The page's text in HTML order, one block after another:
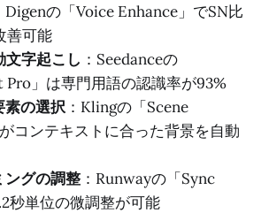
Digenの「Voice Enhance」でSN比
善可能
字起こし ：Seedanceの
Pro」は専門用語の認識率が93%
素の選択 ：Klingの「Scene
コンテキストに合った背景を自動
ングの調整 ：Runwayの「Sync
秒単位の微調整が可能